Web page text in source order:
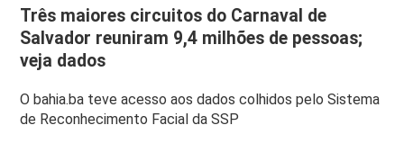
Três maiores circuitos do Carnaval de
Salvador reuniram 9,4 milhões de pessoas;
veja dados
O bahia.ba teve acesso aos dados colhidos pelo Sistema
de Reconhecimento Facial da SSP